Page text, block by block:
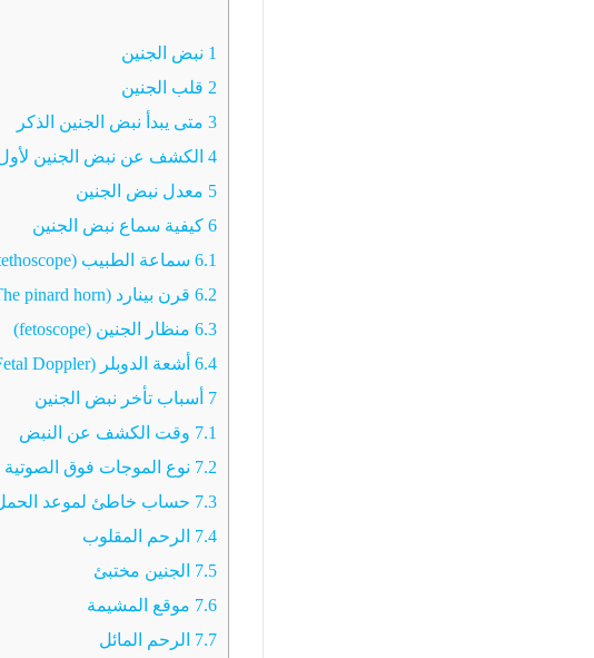
1 نبض الجنين
2 قلب الجنين
3متى يبدأ نبض الجنين الذكر
4الكشف عن نبض الجنين
5 معدل نبض الجنين
6كيفية سماع نبض الجنين
6.1سماعة الطبيب (Stethoscope)
6.2قرن بينارد (The pinard horn)
6.3منظار الجنين (fetoscope)
6.4أشعة الدوبلر (Fetal Doppler)
7 أسباب تأخر نبض الجنين
7.1 وقت الكشف عن النبض
7.2 نوع الموجات فوق الصوتية
7.3 حساب خاطئ لموعد
7.4 الرحم المقلوب
7.5 الجنين مختبئ
7.6 موقع المشيمة
7.7 الرحم المائل